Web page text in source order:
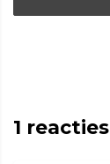
1 reacties